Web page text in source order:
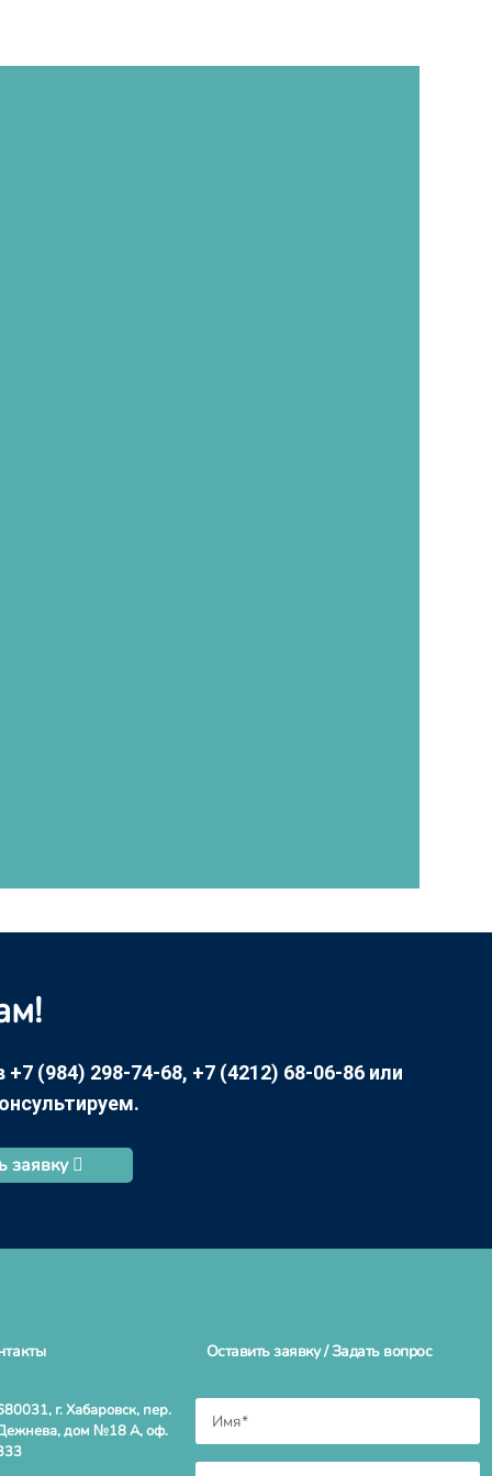
(984) 298-74-68, +7 (4212) 68-06-86 или
заявку
г. Хабаровск, пер.
дом №18 А, оф.
Оставить заявку / Задать вопрос